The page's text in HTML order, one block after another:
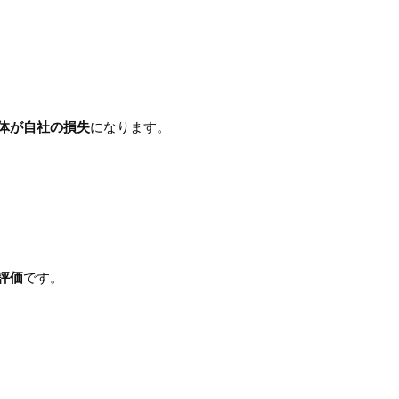
が自社の損失になります。
価です。